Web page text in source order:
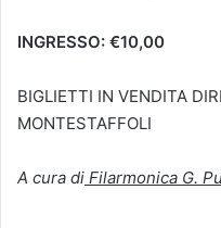
INGRESSO: €10,00
BIGLIETTI IN VENDITA
MONTESTAFFOLI
A cura di Filarmonica G.